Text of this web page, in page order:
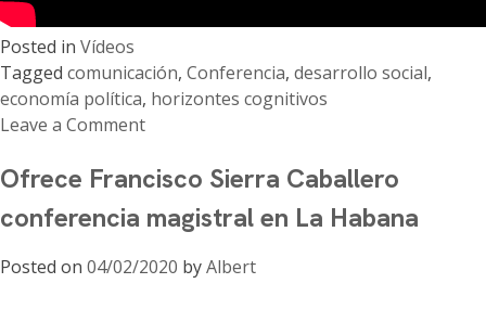
Posted in Vídeos
Tagged comunicación, Conferencia, desarrollo social,
economía política, horizontes cognitivos
Leave a Comment
Conferencia:
política
la
Ofrece Francisco Sierra Caballero
conferencia magistral en La Habana
Posted on 04/02/2020 byAlbert